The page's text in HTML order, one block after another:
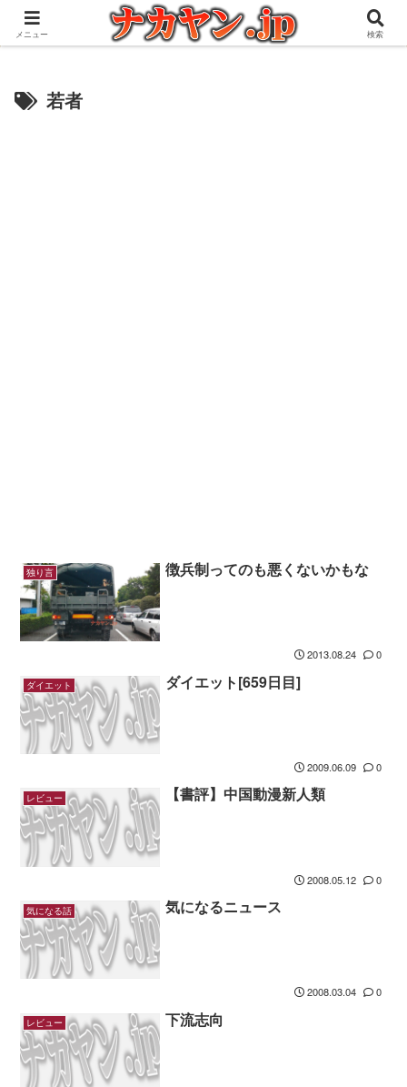
アウトドアとガジェット好きな管理人の愉快な日々を綴るブログ
若者
独り言 徴兵制ってのも悪くないかもな
2013.08.24 0
ダイエット ダイエット[659日目]
2009.06.09 0
レビュー 【書評】中国動漫新人類
2008.05.12 0
気になる話 気になるニュース
2008.03.04 0
レビュー 下流志向
メニュー 検索